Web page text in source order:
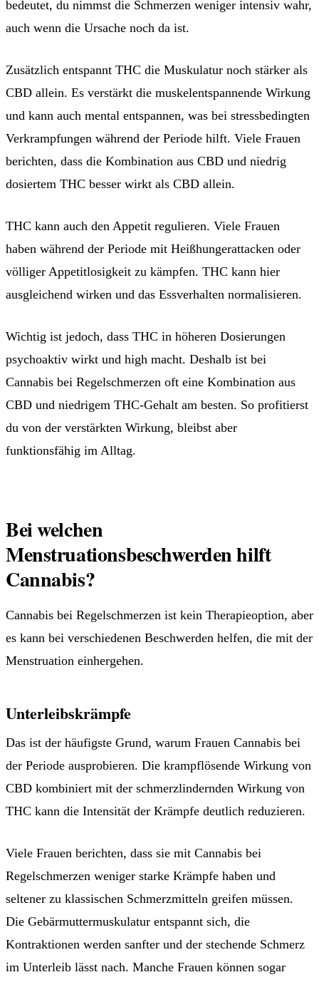
bedeutet, du nimmst die Schmerzen weniger intensiv wahr,
auch wenn die Ursache noch da ist.
Zusätzlich entspannt THC die Muskulatur noch stärker als
CBD allein. Es verstärkt die muskelentspannende Wirkung
und kann auch mental entspannen, was bei stressbedingten
Verkrampfungen während der Periode hilft. Viele Frauen
berichten, dass die Kombination aus CBD und niedrig
dosiertem THC besser wirkt als CBD allein.
THC kann auch den Appetit regulieren. Viele Frauen
haben während der Periode mit Heißhungerattacken oder
völliger Appetitlosigkeit zu kämpfen. THC kann hier
ausgleichend wirken und das Essverhalten normalisieren.
Wichtig ist jedoch, dass THC in höheren Dosierungen
psychoaktiv wirkt und high macht. Deshalb ist bei
Cannabis bei Regelschmerzen oft eine Kombination aus
CBD und niedrigem THC-Gehalt am besten. So profitierst
du von der verstärkten Wirkung, bleibst aber
funktionsfähig im Alltag.
Bei welchen
Menstruationsbeschwerden hilft
Cannabis?
Cannabis bei Regelschmerzen ist kein Therapieoption, aber
es kann bei verschiedenen Beschwerden helfen, die mit der
Menstruation einhergehen.
Unterleibskrämpfe
Das ist der häufigste Grund, warum Frauen Cannabis bei
der Periode ausprobieren. Die krampflösende Wirkung von
CBD kombiniert mit der schmerzlindernden Wirkung von
THC kann die Intensität der Krämpfe deutlich reduzieren.
Viele Frauen berichten, dass sie mit Cannabis bei
Regelschmerzen weniger starke Krämpfe haben und
seltener zu klassischen Schmerzmitteln greifen müssen.
Die Gebärmuttermuskulatur entspannt sich, die
Kontraktionen werden sanfter und der stechende Schmerz
im Unterleib lässt nach. Manche Frauen können sogar